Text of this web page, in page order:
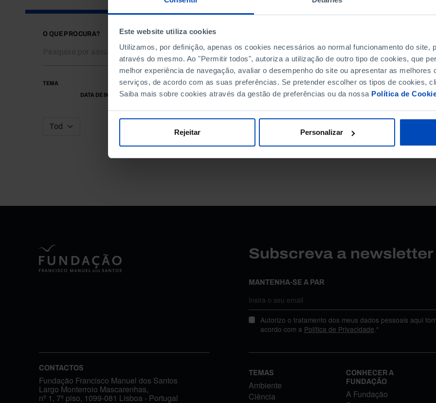
Este website utiliza cookies
Utilizamos, por definição, apenas os cookies necessários ao normal funcionamento do site,
através do mesmo. Ao "Permitir todos", autoriza a utilização de outro tipo de cookies, que
melhor experiência de navegação, avaliar o desempenho do site ou apresentar as melhores
serviços, de acordo com as suas preferências. Se pretender escolher os tipos de cookies,
Saiba mais sobre cookies através da gestão de preferências ou da nossa Política de
Rejeitar Personalizar
O QUE PROCURA?
TEMA
DATA DE INÍCIO
DATA DE FIM
Subscreva a
MANTENHA-SE A PAR
Autorizo o tratamento dos meus dados pessoais aqui
acordo com a Política de Privacidade.*
CONTACTOS
Fundação Francisco Manuel dos Santos
Largo Monterroio Mascarenhas,
nº 1, 7º piso, 1099-081 Lisboa - Portugal
TEMAS
Ambiente
Ciência
CONHECER A
FUNDAÇÃO
A Fundação